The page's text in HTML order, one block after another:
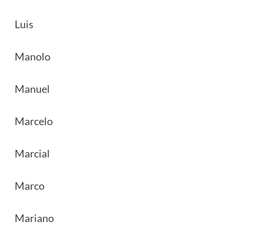
Luis
Manolo
Manuel
Marcelo
Marcial
Marco
Mariano